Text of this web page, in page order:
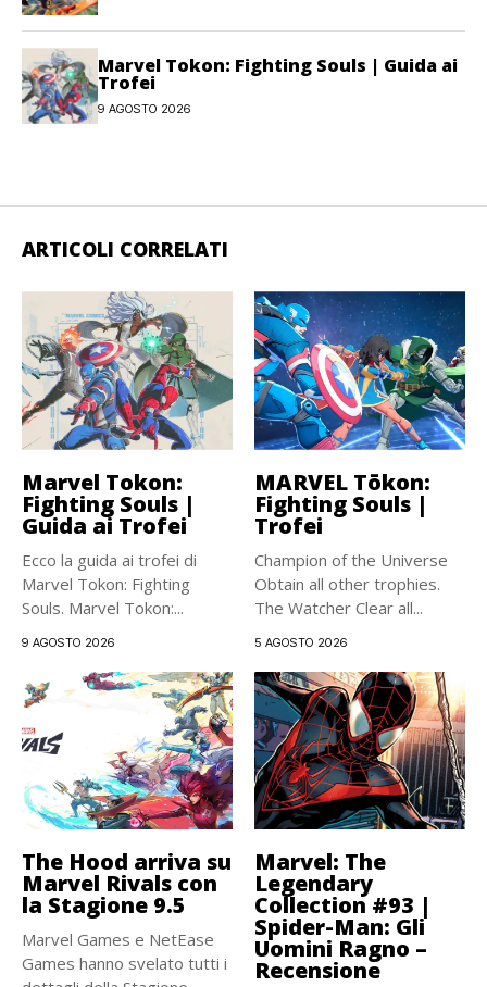
Marvel Tokon: Fighting Souls | Guida ai
Trofei
9 AGOSTO 2026
ARTICOLI CORRELATI
Marvel Tokon:
Fighting Souls |
Guida ai Trofei
Ecco la guida ai trofei di
Marvel Tokon: Fighting
Souls. Marvel Tokon:...
9 AGOSTO 2026
MARVEL Tōkon:
Fighting Souls |
Trofei
Champion of the Universe
Obtain all other trophies.
The Watcher Clear all...
5 AGOSTO 2026
The Hood arriva su
Marvel Rivals con
la Stagione 9.5
Marvel Games e NetEase
Games hanno svelato tutti i
Marvel: The
Legendary
Collection #93 |
Spider-Man: Gli
Uomini Ragno –
Recensione